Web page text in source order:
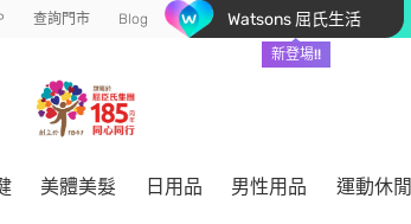
查詢門市 Blog Watsons 屈氏生活
新登場!!
美體美髮 日用品 男性用品 運動休閒